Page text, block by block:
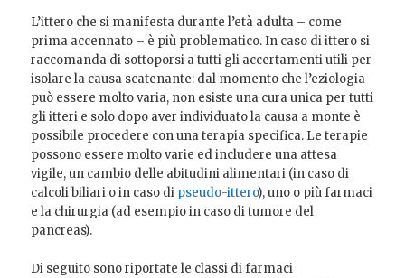
L’ittero che si manifesta durante l’età adulta – come
prima accennato – è più problematico. In caso di ittero si
raccomanda di sottoporsi a tutti gli accertamenti utili per
isolare la causa scatenante: dal momento che l’eziologia
può essere molto varia, non esiste una cura unica per tutti
gli itteri e solo dopo aver individuato la causa a monte è
possibile procedere con una terapia specifica. Le terapie
possono essere molto varie ed includere una attesa
vigile, un cambio delle abitudini alimentari (in caso di
calcoli biliari o in caso di pseudo-ittero), uno o più farmaci
e la chirurgia (ad esempio in caso di tumore del
pancreas).
Di seguito sono riportate le classi di farmaci